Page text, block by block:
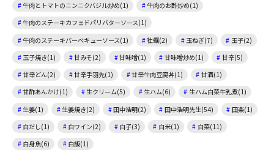
牛肉とトマトのニンニクバジル炒め(1)
牛肉のお酢炒め(1)
牛肉のステーキカフェドパリバターソース(1)
牛肉のステーキバーベキューソース(1)
牡蠣(2) 玉ねぎ(7)
玉子(2)
玉子焼き(1)
甘みそ(2) 甘味噌(1) 甘味噌炒め(1)
甘辛(5)
甘辛どん(2)
甘辛手羽先(1) 甘辛牛肉豆腐丼(1)
甘酒(1)
甘酢あんかけ(1)
生クリーム(5) 生ハム(6)
生ハム白菜牛乳煮(1)
生姜(1)
生姜焼き(2) 田中浩明(2) 田中浩明先生(54)
田楽(1)
白だし(1)
白ワイン(2) 白子(3) 白米(1)
白菜(11)
白身魚(6)
白飯(1)